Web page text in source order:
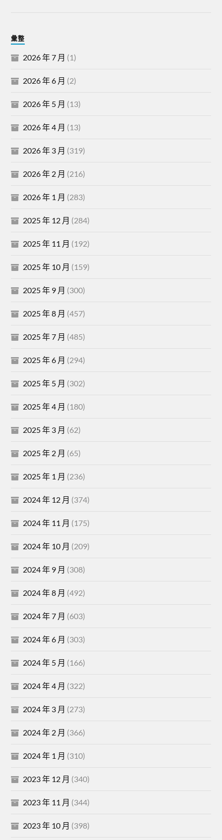
彙整
2026 年 7 月 (1)
2026 年 6 月 (2)
2026 年 5 月 (13)
2026 年 4 月 (13)
2026 年 3 月 (319)
2026 年 2 月 (216)
2026 年 1 月 (283)
2025 年 12 月 (284)
2025 年 11 月 (192)
2025 年 10 月 (159)
2025 年 9 月 (300)
2025 年 8 月 (457)
2025 年 7 月 (485)
2025 年 6 月 (294)
2025 年 5 月 (302)
2025 年 4 月 (180)
2025 年 3 月 (62)
2025 年 2 月 (65)
2025 年 1 月 (236)
2024 年 12 月 (374)
2024 年 11 月 (175)
2024 年 10 月 (209)
2024 年 9 月 (308)
2024 年 8 月 (492)
2024 年 7 月 (603)
2024 年 6 月 (303)
2024 年 5 月 (166)
2024 年 4 月 (322)
2024 年 3 月 (273)
2024 年 2 月 (366)
2024 年 1 月 (310)
2023 年 12 月 (340)
2023 年 11 月 (344)
2023 年 10 月 (398)